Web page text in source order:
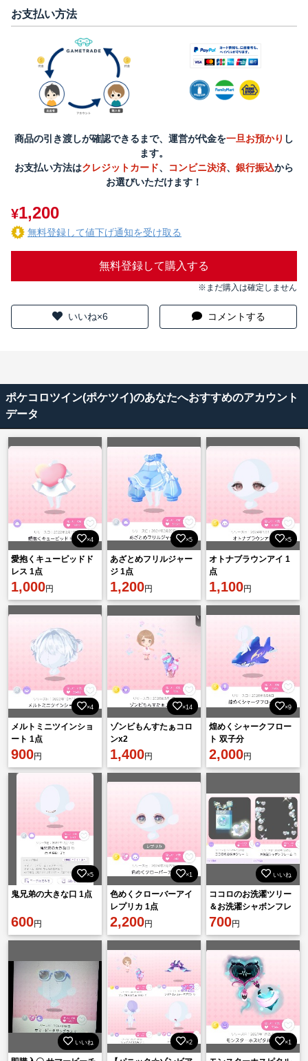
お支払い方法
商品の引き渡しが確認できるまで、運営が代金を一旦お預かり し
ます。
お支払い方法はクレジットカード、 コンビニ決済、 銀行振込から
お選びいただけます！
¥1,200
無料登録して値下げ通知を受け取る
無料登録して購入する
※まだ購入は確定しません
いいね×6 コメントする
ポケコロツイン(ポケツイ)のあなたへおすすめのアカウント
データ
×4
愛抱くキューピッドド
レス 1点
1,000円
×5
あざとめフリルジャー
ジ 1点
1,200円
×5
オトナブラウンアイ 1
点
1,100円
×4
メルトミニツインショ
ート 1点
900円
×14
ゾンビもんすたぁコロ
ンx2
1,400円
×9
煌めくシャークフロー
ト 双子分
2,000円
×5
鬼兄弟の大きな口 1点
600円
×1
色めくクローバーアイ
レプリカ 1点
2,200円
いいね
ココロのお洗濯ツリー
＆お洗濯シャボンフレ
ーム
700円
いいね ×2 ×1